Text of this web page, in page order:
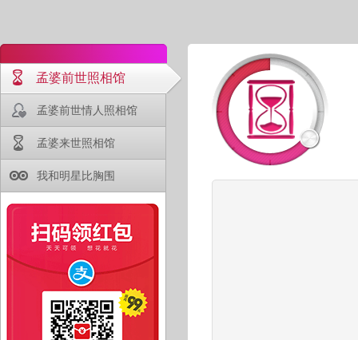
孟婆前世照相馆
孟婆前世情人照相馆
孟婆来世照相馆
我和明星比胸围